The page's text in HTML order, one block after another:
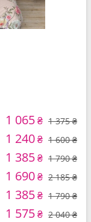
1 065₴ 1 375 ₴
1 240₴ 1 600 ₴
1 385₴ 1 790 ₴
1 690₴ 2 185 ₴
1 385₴ 1 790 ₴
1 575₴ 2 040 ₴